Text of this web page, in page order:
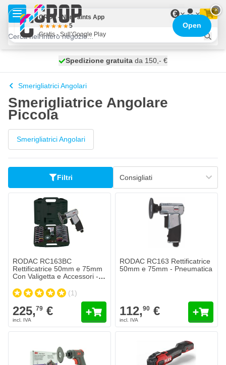
Salta al contenuto
€
spedito oggi
Spedizione gratuita da 150,- €
100 giorni
Smerigliatrici Angolari
Smerigliatrice Angolare
Piccola
Smerigliatrici Angolari
Filtri
RODAC RC163BC
Rettificatrice 50mm e 75mm
Con Valigetta e Accessori -
(1)
225,79 €
RODAC RC163 Rettificatrice
50mm e 75mm - Pneumatica
112,90 €
×
CROP - NonPaints App
5
Gratis - Sull’Google Play
Open